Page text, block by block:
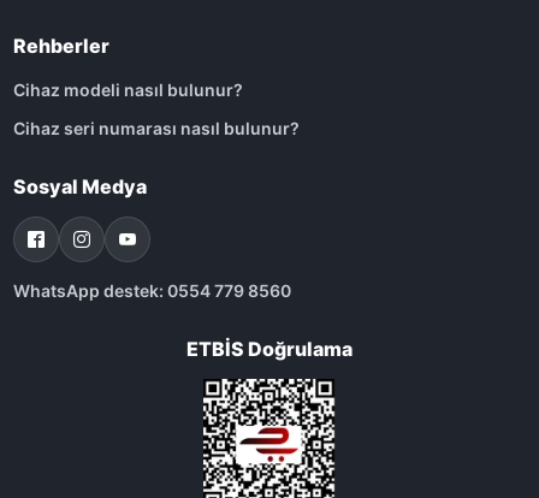
Rehberler
Cihaz modeli nasıl bulunur?
Cihaz seri numarası nasıl bulunur?
Sosyal Medya
WhatsApp destek: 0554 779 8560
ETBİS Doğrulama